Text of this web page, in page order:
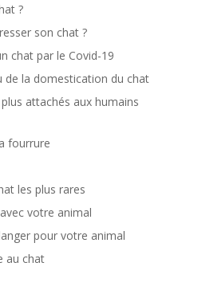
?
son chat ?
chat par le Covid-19
de la domestication du chat
attachés aux humains
fourrure
les plus rares
votre animal
pour votre animal
au chat